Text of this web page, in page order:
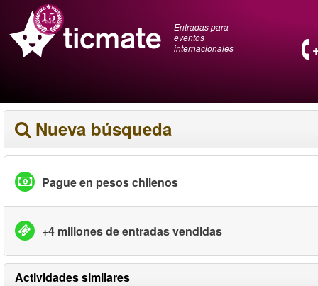
Entradas para
eventos
internacionales
Nueva búsqueda
Pague en pesos chilenos
+4 millones de entradas vendidas
Actividades similares